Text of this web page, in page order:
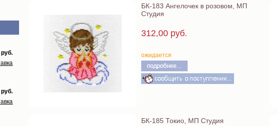
БК-183 Ангелочек в розовом, МП
Студия
312,00 руб.
ожидается
БК-185 Токио, МП Студия